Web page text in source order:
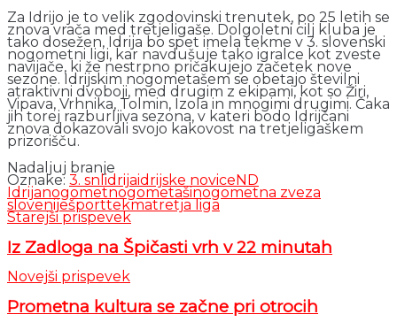
Za Idrijo je to velik zgodovinski trenutek, po 25 letih se
znova vrača med tretjeligaše. Dolgoletni cilj kluba je
tako dosežen, Idrija bo spet imela tekme v 3. slovenski
nogometni ligi, kar navdušuje tako igralce kot zveste
navijače, ki že nestrpno pričakujejo začetek nove
sezone. Idrijskim nogometašem se obetajo številni
atraktivni dvoboji, med drugim z ekipami, kot so Žiri,
Vipava, Vrhnika, Tolmin, Izola in mnogimi drugimi. Čaka
jih torej razburljiva sezona, v kateri bodo Idrijčani
znova dokazovali svojo kakovost na tretjeligaškem
prizorišču.
Nadaljuj branje
Oznake: 3. snlidrijaidrijske noviceND
Idrijanogometnogometašinogometna zveza
sloveniješporttekmatretja liga
Starejši prispevek
Iz Zadloga na Špičasti vrh v 22 minutah
Novejši prispevek
Prometna kultura se začne pri otrocih